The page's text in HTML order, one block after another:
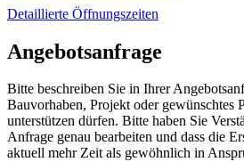
Detaillierte Öffnungszeiten
Angebotsanfrage
Bitte beschreiben Sie in Ihrer
Bauvorhaben, Projekt oder gewünschtes
unterstützen dürfen. Bitte haben Sie
Anfrage genau bearbeiten und dass die
aktuell mehr Zeit als gewöhnlich in